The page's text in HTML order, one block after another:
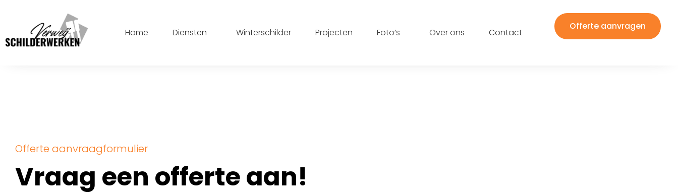
Home Diensten Winterschilder Projecten Foto’s Over ons Contact
Offerte aanvragen
Offerte aanvraagformulier
Vraag een offerte aan!